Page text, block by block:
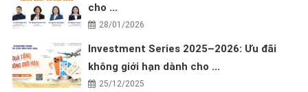
cho ...
28/01/2026
Investment Series 2025–2026: Ưu đãi
không giới hạn dành cho ...
25/12/2025